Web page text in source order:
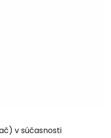
v súčasnosti